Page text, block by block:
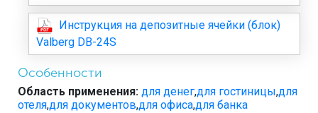
Инструкция на депозитные ячейки (блок)
Valberg DB-24S
Особенности
Область применения: для денег,для гостиницы,для
отеля,для документов,для офиса,для банка